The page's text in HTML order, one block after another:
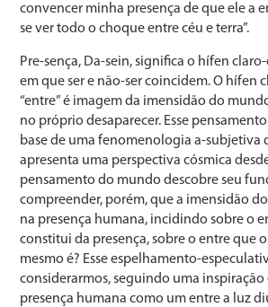
convencer minha presença de que ele a
se ver todo o choque entre céu e terra”.
Pre-sença, Da-sein, significa o hífen claro-
em que ser e não-ser coincidem. O hífen
“entre” é imagem da imensidão do
no próprio desaparecer. Esse
base de uma fenomenologia a-subjetiva
apresenta uma perspectiva cósmica
pensamento do mundo descobre seu
compreender, porém, que a imensidão
na presença humana, incidindo sobre o
constitui da presença, sobre o entre que
mesmo é? Esse espelhamento-
considerarmos, seguindo uma inspiração
presença humana como um entre a luz